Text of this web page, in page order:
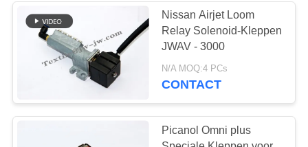
POLICYAirjetweefgetouw
sulzer projectile
Nissan Airjet Loom
Relay Solenoid-Kleppen
JWAV - 3000
N/A MOQ:4 PCs
CONTACT
Picanol Omni plus